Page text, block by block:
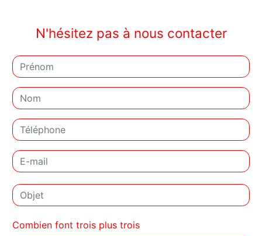
N'hésitez pas à nous contacter
Combien font trois plus trois